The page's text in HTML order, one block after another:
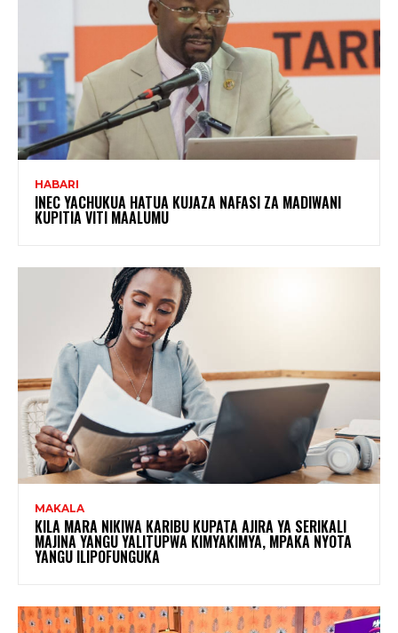
HABARI
INEC YACHUKUA HATUA KUJAZA NAFASI ZA MADIWANI
KUPITIA VITI MAALUMU
MAKALA
KILA MARA NIKIWA KARIBU KUPATA AJIRA YA SERIKALI
MAJINA YANGU YALITUPWA KIMYAKIMYA, MPAKA NYOTA
YANGU ILIPOFUNGUKA